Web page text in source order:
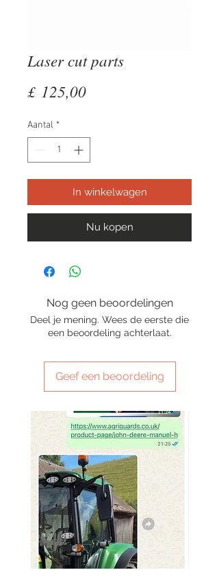
Laser cut parts
£ 125,00Prijs
Aantal *
In winkelwagen
Nu kopen
Nog geen beoordelingen
Deel je mening. Wees de eerste die
een beoordeling achterlaat.
Geef een beoordeling